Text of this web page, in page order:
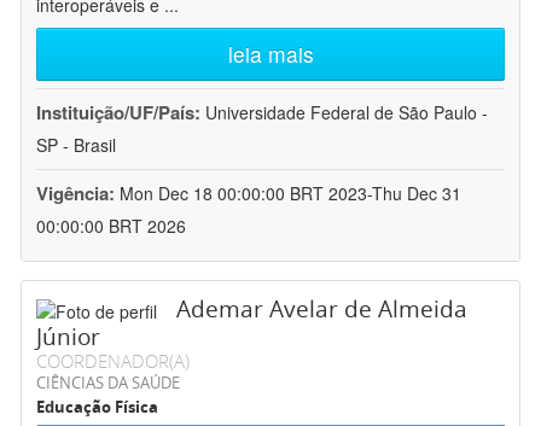
interoperáveis e ...
leia mais
Instituição/UF/País: Universidade Federal de São Paulo -
SP - Brasil
Vigência: Mon Dec 18 00:00:00 BRT 2023-Thu Dec 31
00:00:00 BRT 2026
Ademar Avelar de Almeida
Júnior
COORDENADOR(A)
CIÊNCIAS DA SAÚDE
Educação Física